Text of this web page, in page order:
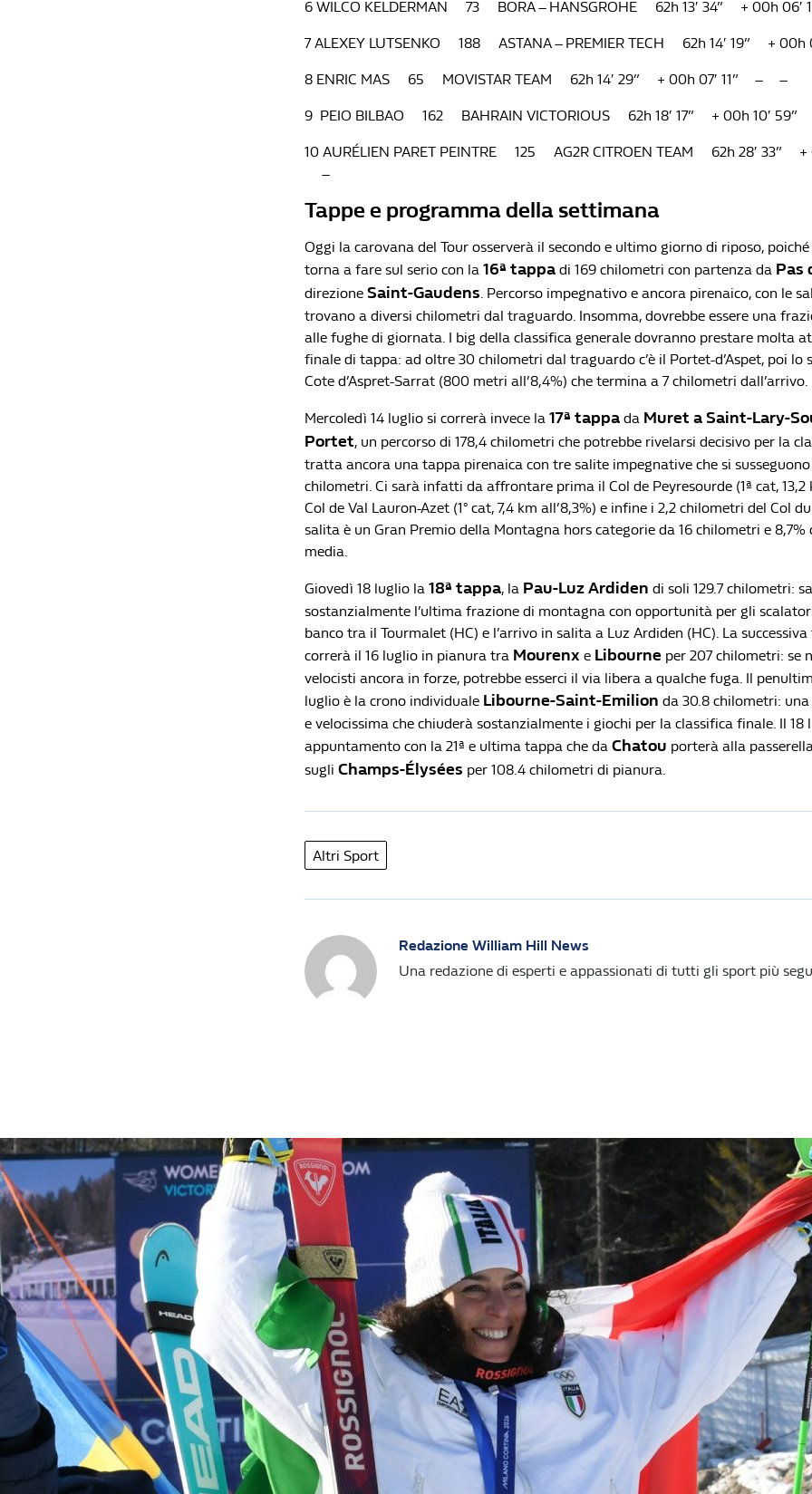
6 WILCO KELDERMAN 73 BORA – HANSGROHE 62h 13′ 34” + 00h
7 ALEXEY LUTSENKO 188 ASTANA – PREMIER TECH 62h 14′ 19” +
8 ENRIC MAS 65 MOVISTAR TEAM 62h 14′ 29” + 00h 07′ 11” – –
9 PEIO BILBAO 162 BAHRAIN VICTORIOUS 62h 18′ 17” + 00h 10′
10 AURÉLIEN PARET PEINTRE 125 AG2R CITROEN TEAM 62h 28′ 33”
–
Tappe e programma della settimana
Oggi la carovana del Tour osserverà il secondo e ultimo giorno di riposo,
torna a fare sul serio con la 16ª tappa di 169 chilometri con partenza da Pas
direzione Saint-Gaudens. Percorso impegnativo e ancora pirenaico, con le
trovano a diversi chilometri dal traguardo. Insomma, dovrebbe essere una
alle fughe di giornata. I big della classifica generale dovranno prestare molta
finale di tappa: ad oltre 30 chilometri dal traguardo c’è il Portet-d’Aspet, poi lo
Cote d’Aspret-Sarrat (800 metri all’8,4%) che termina a 7 chilometri dall’arrivo.
Mercoledì 14 luglio si correrà invece la 17ª tappa da Muret a Saint-Lary-
Portet, un percorso di 178,4 chilometri che potrebbe rivelarsi decisivo per la
tratta ancora una tappa pirenaica con tre salite impegnative che si
chilometri. Ci sarà infatti da affrontare prima il Col de Peyresourde (1ª cat, 13,2
Col de Val Lauron-Azet (1° cat, 7,4 km all’8,3%) e infine i 2,2 chilometri del Col
salita è un Gran Premio della Montagna hors categorie da 16 chilometri e 8,7%
media.
Giovedì 18 luglio la 18ª tappa, la Pau-Luz Ardiden di soli 129.7 chilometri:
sostanzialmente l’ultima frazione di montagna con opportunità per gli
banco tra il Tourmalet (HC) e l’arrivo in salita a Luz Ardiden (HC). La successiva
correrà il 16 luglio in pianura tra Mourenx e Libourne per 207 chilometri: se
velocisti ancora in forze, potrebbe esserci il via libera a qualche fuga. Il
luglio è la crono individuale Libourne-Saint-Emilion da 30.8 chilometri:
e velocissima che chiuderà sostanzialmente i giochi per la classifica finale. Il 18
appuntamento con la 21ª e ultima tappa che da Chatou porterà alla
sugli Champs-Élysées per 108.4 chilometri di pianura.
Altri Sport
Redazione William Hill News
Una redazione di esperti e appassionati di tutti gli sport più